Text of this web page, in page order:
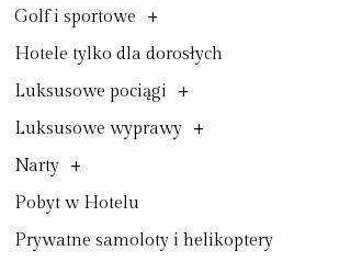
Golf i sportowe +
Hotele tylko dla dorosłych
Luksusowe pociągi
+
Luksusowe wyprawy +
Narty +
Pobyt w Hotelu
Prywatne samoloty i helikoptery